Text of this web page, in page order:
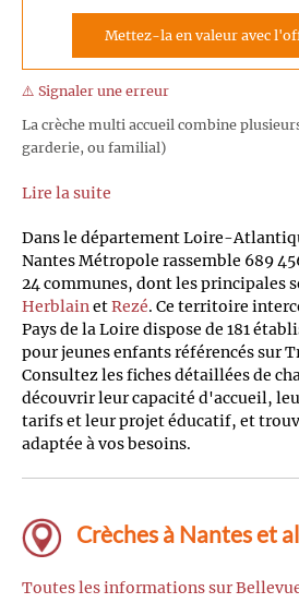
Mettez-la en valeur avec
⚠️ Signaler une erreur
La crèche multi accueil combine
garderie, ou familial)
Lire la suite
Dans le département Loire-
Nantes Métropole rassemble 689
24 communes, dont les principales
HerblainetRezé. Ce territoire
Pays de la Loire dispose de 181
pour jeunes enfants référencés sur
Consultez les fiches détaillées de
découvrir leur capacité d'accueil,
tarifs et leur projet éducatif, et
adaptée à vos besoins.
Crèches à Nantes et
Toutes les informations sur